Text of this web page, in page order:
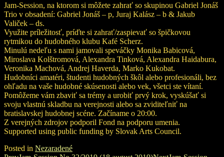
Jam-Session, na ktorom si môžete zahrať so skupinou Gabriel Jonáš
Trio v obsadení: Gabriel Jonáš – p, Juraj Kalász – b & Jakub
Valiček – ds.
Využite príležitosť, príďte si zahrať/zaspievať so špičkovou
rytmikou do hudobného klubu Kafé Scherz.
Minulú nedeľu s nami jamovali speváčky Monika Babicová,
Miroslava Kolštromová, Alexandra Tinková, Alexandra Haidabura,
Veronika Machová, Andrej Haverda, Marko Kukobat.
Hudobníci amatéri, študenti hudobných škôl alebo profesionáli, bez
ohľadu na vaše hudobné skúsenosti alebo vek, všetci ste vítaní.
Pomôžeme vám zbaviť sa trémy a urobiť prvý krok, vyskúšať si
svoju vlastnú skladbu na verejnosti alebo sa zviditeľniť na
bratislavskej hudobnej scéne. Začíname o 20:00.
Z verejných zdrojov podporil Fond na podporu umenia.
Supported using public funding by Slovak Arts Council.
Posted in Nezaradené